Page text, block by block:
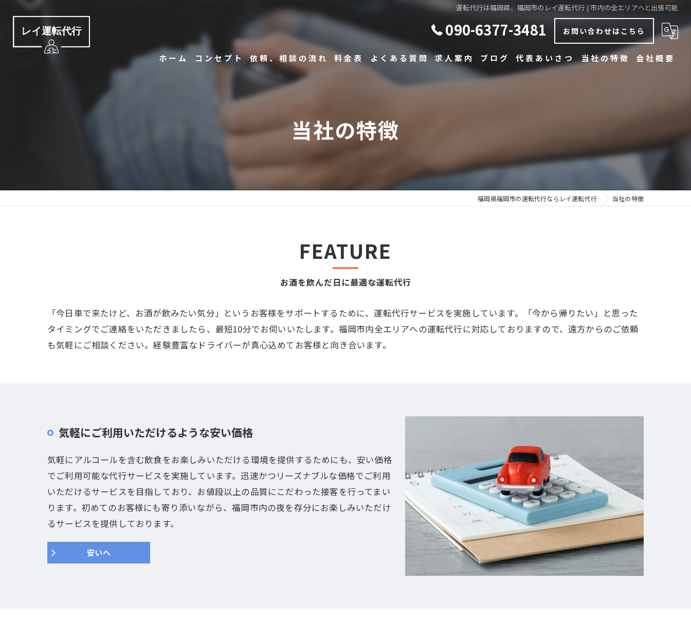
運転代行は福岡県、福岡市のレイ運転代行 | 市内の全エリアへと出張可能
090-6377-3481 お問い合わせはこちら
ホーム コンセプト 依頼、相談の流れ 料金表 よくある質問 求人案内 ブログ 代表あいさつ 当社の特徴
中洲の運転代行
会社概要
当社の特徴
福岡県福岡市の運転代行ならレイ運転代行 当社の特徴
お酒を飲んだ日に最適な運転代行
FEATURE
「今日車で来たけど、お酒が飲みたい気分」というお客様をサポートするために、運転代行サービスを実施しています。「今から帰りたい」と思った
タイミングでご連絡をいただきましたら、最短10分でお伺いいたします。福岡市内全エリアへの運転代行に対応しておりますので、遠方からのご依頼
も気軽にご相談ください。経験豊富なドライバーが真心込めてお客様と向き合います。
気軽にご利用いただけるような安い価格
気軽にアルコールを含む飲食をお楽しみいただける環境を提供するためにも、安い価格
でご利用可能な代行サービスを実施しています。迅速かつリーズナブルな価格でご利用
いただけるサービスを目指しており、お値段以上の品質にこだわった接客を行ってまい
ります。初めてのお客様にも寄り添いながら、福岡市内の夜を存分にお楽しみいただけ
るサービスを提供しております。
安いへ